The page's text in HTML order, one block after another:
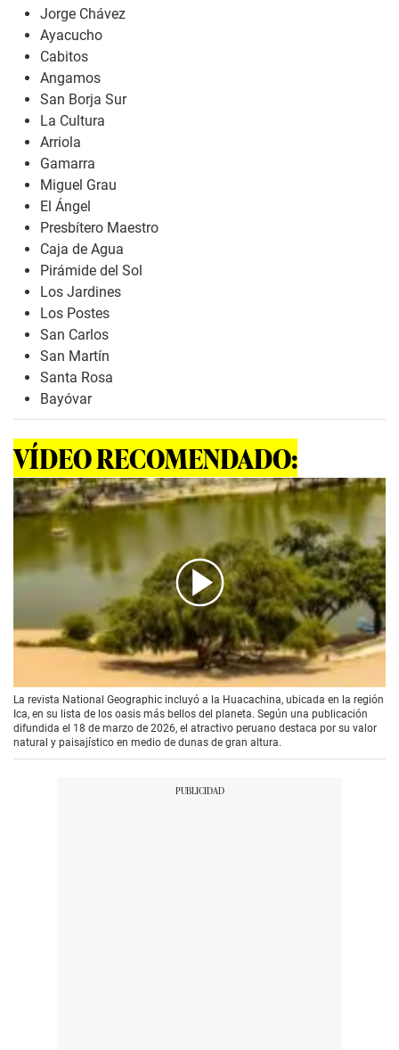
Jorge Chávez
Ayacucho
Cabitos
Angamos
San Borja Sur
La Cultura
Arriola
Gamarra
Miguel Grau
El Ángel
Presbítero Maestro
Caja de Agua
Pirámide del Sol
Los Jardines
Los Postes
San Carlos
San Martín
Santa Rosa
Bayóvar
VÍDEO RECOMENDADO:
00:00/01:00
La revista National Geographic incluyó a la Huacachina, ubicada en la región
Ica, en su lista de los oasis más bellos del planeta. Según una publicación
difundida el 18 de marzo de 2026, el atractivo peruano destaca por su valor
natural y paisajístico en medio de dunas de gran altura.